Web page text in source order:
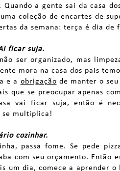
Quando a gente sai da casa
coleção de encartes de
da semana: terça é dia de
ficar suja.
ser organizado, mas
mora na casa dos pais
e a obrigação de manter o
que se preocupar apenas
vai ficar suja, então é
se multiplica!
cozinhar.
passa fome. Se pede
com seu orçamento. Então
um dia, comece a aprender